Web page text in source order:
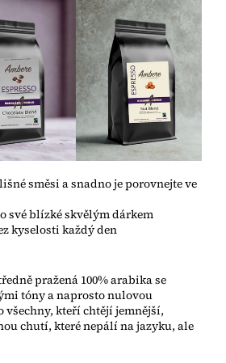
směsi a snadno je porovnejte ve
své blízké skvělým dárkem
kyselosti každý den
pražená 100% arabika se
tóny a naprosto nulovou
všechny, kteří chtějí jemnější,
chutí, které nepálí na jazyku, ale